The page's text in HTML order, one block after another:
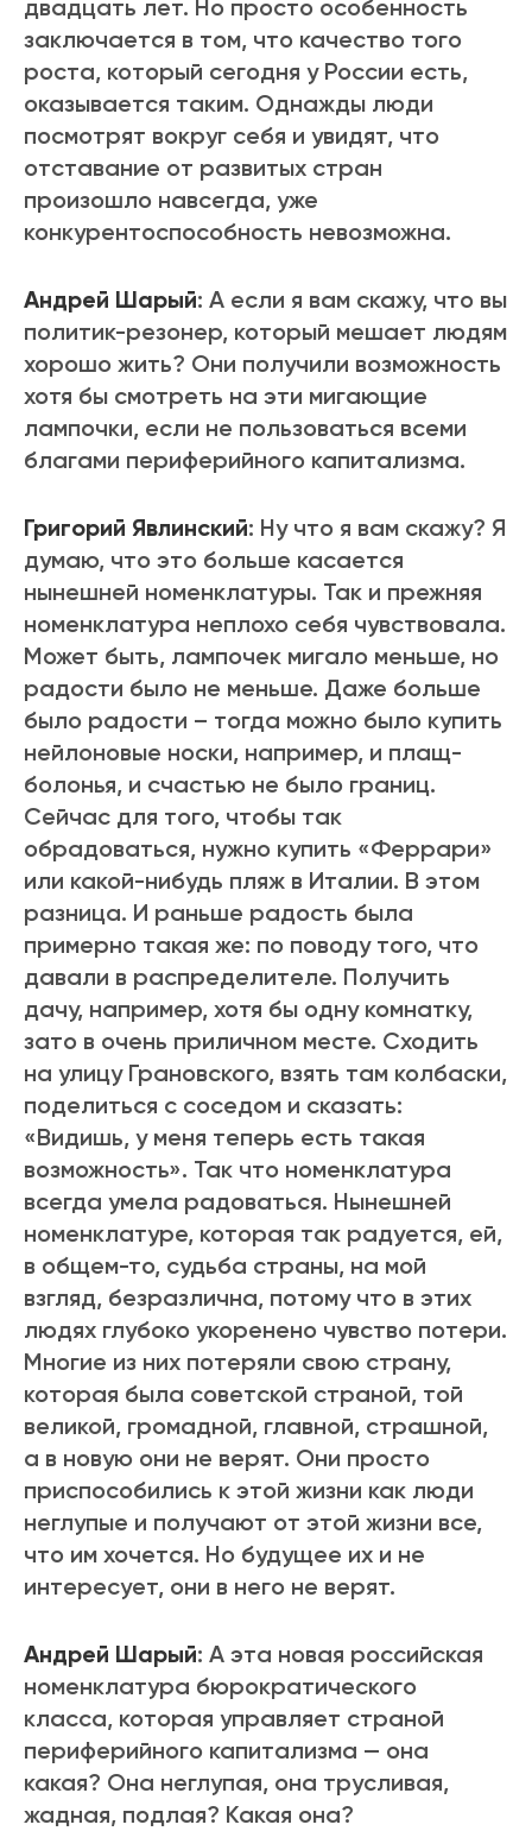
двадцать лет. Но просто особенность
заключается в том, что качество того
роста, который сегодня у России есть,
оказывается таким. Однажды люди
посмотрят вокруг себя и увидят, что
отставание от развитых стран
произошло навсегда, уже
конкурентоспособность невозможна.
Андрей Шарый: А если я вам скажу, что вы
политик-резонер, который мешает людям
хорошо жить? Они получили возможность
хотя бы смотреть на эти мигающие
лампочки, если не пользоваться всеми
благами периферийного капитализма.
Григорий Явлинский: Ну что я вам скажу? Я
думаю, что это больше касается
нынешней номенклатуры. Так и прежняя
номенклатура неплохо себя чувствовала.
Может быть, лампочек мигало меньше, но
радости было не меньше. Даже больше
было радости – тогда можно было купить
нейлоновые носки, например, и плащ-
болонья, и счастью не было границ.
Сейчас для того, чтобы так
обрадоваться, нужно купить «Феррари»
или какой-нибудь пляж в Италии. В этом
разница. И раньше радость была
примерно такая же: по поводу того, что
давали в распределителе. Получить
дачу, например, хотя бы одну комнатку,
зато в очень приличном месте. Сходить
на улицу Грановского, взять там колбаски,
поделиться с соседом и сказать:
«Видишь, у меня теперь есть такая
возможность». Так что номенклатура
всегда умела радоваться. Нынешней
номенклатуре, которая так радуется, ей,
в общем-то, судьба страны, на мой
взгляд, безразлична, потому что в этих
людях глубоко укоренено чувство потери.
Многие из них потеряли свою страну,
которая была советской страной, той
великой, громадной, главной, страшной,
а в новую они не верят. Они просто
приспособились к этой жизни как люди
неглупые и получают от этой жизни все,
что им хочется. Но будущее их и не
интересует, они в него не верят.
Андрей Шарый: А эта новая российская
номенклатура бюрократического
класса, которая управляет страной
периферийного капитализма — она
какая? Она неглупая, она трусливая,
жадная, подлая? Какая она?